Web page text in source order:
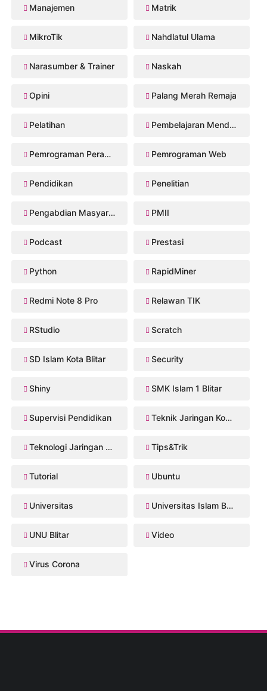
Manajemen Matrik
MikroTik Nahdlatul Ulama
Narasumber & Trainer Naskah
Opini Palang Merah Remaja
Pelatihan Pembelajaran Mendalam
Pemrograman Perangkat Bergerak Pemrograman Web
Pendidikan Penelitian
Pengabdian Masyarakat PMII
Podcast Prestasi
Python RapidMiner
Redmi Note 8 Pro Relawan TIK
RStudio Scratch
SD Islam Kota Blitar Security
Shiny SMK Islam 1 Blitar
Supervisi Pendidikan Teknik Jaringan Komputer dan Telekomunikasi
Teknologi Jaringan Kabel dan Nirkabel Tips&Trik
Tutorial Ubuntu
Universitas Universitas Islam Balitar
UNU Blitar Video
Virus Corona